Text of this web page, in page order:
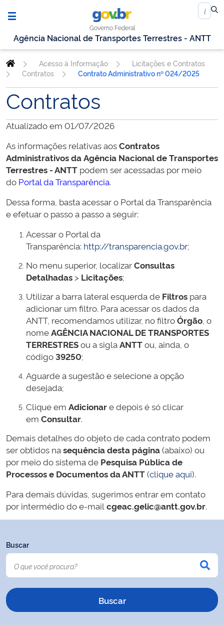
Governo Federal
Agência Nacional de Transportes Terrestres - ANTT
Acesso à Informação
Licitações e Contratos
Contratos
Contrato Administrativo nº 024/2025
Contratos
Atualizado em 01/07/2026
As informações relativas aosContratos
Administrativos daAgência Nacional de Transportes
Terrestres - ANTT podem ser acessadas por meio
do Portal da Transparência.
Dessa forma, basta acessar o Portal da Transparência
e efetuar o passo a passo a seguir:
Acessar o Portal da
Transparência: http://transparencia.gov.br;
No menu superior, localizarConsultas
Detalhadas > Licitações;
Utilizar a barra lateral esquerda de Filtros para
adicionar um filtro. Para acessar os dados da
ANTT, recomendamos utilizar, no filtroÓrgão , o
nomeAGÊNCIA NACIONAL DE TRANSPORTES
TERRESTRESou a siglaANTTou, ainda, o
código39250;
Aguarde a sugestão e selecione a opção
desejada;
Clique em Adicionare depois é só clicar
em Consultar.
Demais detalhes do objeto de cada contrato podem
ser obtidos nasequência desta página(abaixo) ou
por meio do sistema de Pesquisa Pública de
Processos e Documentos da ANTT(clique aqui).
Para demais dúvidas, sugerimos entrar em contato
por intermédio do e-mail cgeac.gelic@antt.gov.br.
Buscar